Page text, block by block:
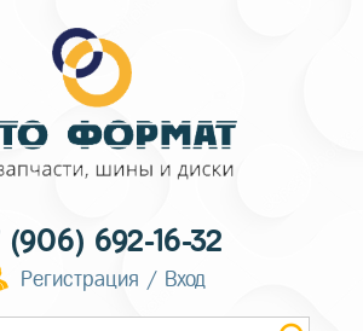
(906) 692-16-32
Регистрация / Вход